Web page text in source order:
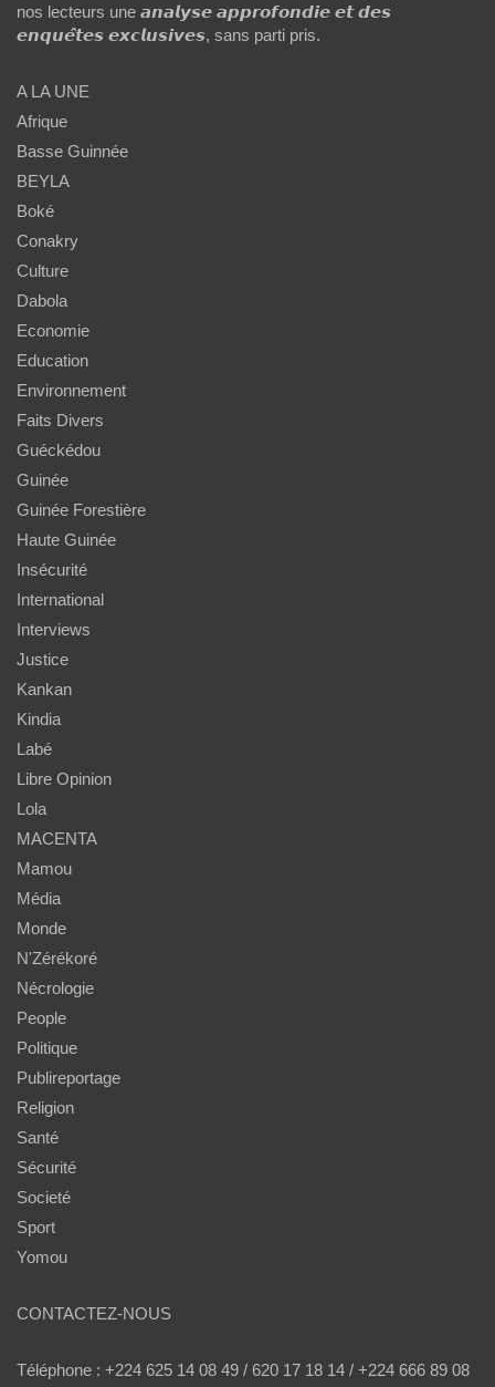
nos lecteurs une 𝙖𝙣𝙖𝙡𝙮𝙨𝙚 𝙖𝙥𝙥𝙧𝙤𝙛𝙤𝙣𝙙𝙞𝙚 𝙚𝙩 𝙙𝙚𝙨
𝙚𝙣𝙦𝙪𝙚̂𝙩𝙚𝙨 𝙚𝙭𝙘𝙡𝙪𝙨𝙞𝙫𝙚𝙨, sans parti pris.
A LA UNE
Afrique
Basse Guinnée
BEYLA
Boké
Conakry
Culture
Dabola
Economie
Education
Environnement
Faits Divers
Guéckédou
Guinée
Guinée Forestière
Haute Guinée
Insécurité
International
Interviews
Justice
Kankan
Kindia
Labé
Libre Opinion
Lola
MACENTA
Mamou
Média
Monde
N'Zérékoré
Nécrologie
People
Politique
Publireportage
Religion
Santé
Sécurité
Societé
Sport
Yomou
CONTACTEZ-NOUS
Téléphone : +224 625 14 08 49 / 620 17 18 14 / +224 666 89 08